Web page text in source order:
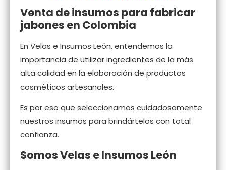
Venta de insumos para fabricar
jabones en Colombia
En Velas e Insumos León, entendemos la
importancia de utilizar ingredientes de la más
alta calidad en la elaboración de productos
cosméticos artesanales.
Es por eso que seleccionamos cuidadosamente
nuestros insumos para brindártelos con total
confianza.
Somos Velas e Insumos León